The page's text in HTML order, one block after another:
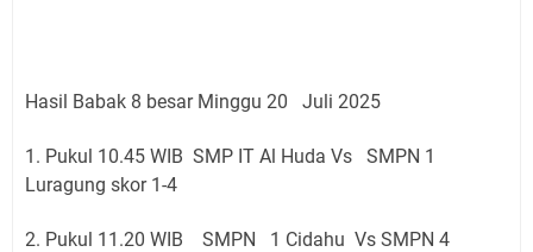
Hasil Babak 8 besar Minggu 20 Juli 2025
1. Pukul 10.45 WIB SMP IT Al Huda Vs SMPN 1
Luragung skor 1-4
2. Pukul 11.20 WIB SMPN 1 Cidahu Vs SMPN 4